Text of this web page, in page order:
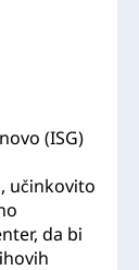
(ISG)
učinkovito
da bi